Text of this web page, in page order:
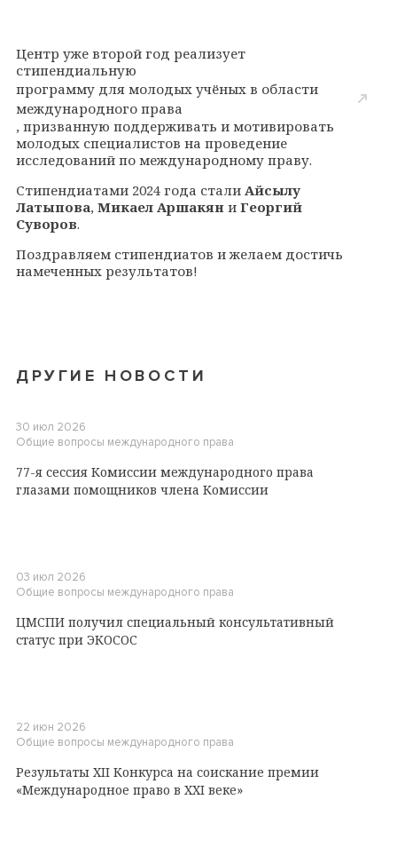
Центр уже второй год реализует
стипендиальную
программу для молодых учёных в области
международного права
, призванную поддерживать и мотивировать
молодых специалистов на проведение
исследований по международному праву.
Стипендиатами 2024 года стали Айсылу
Латыпова, Микаел Аршакян и Георгий
Суворов.
Поздравляем стипендиатов и желаем достичь
намеченных результатов!
ДРУГИЕ НОВОСТИ
30 июл 2026
Общие вопросы международного права
77-я сессия Комиссии международного права
глазами помощников члена Комиссии
03 июл 2026
Общие вопросы международного права
ЦМСПИ получил специальный консультативный
статус при ЭКОСОС
22 июн 2026
Общие вопросы международного права
Результаты XII Конкурса на соискание премии
«Международное право в XXI веке»